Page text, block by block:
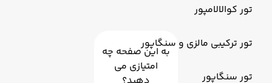
تور کوالالامپور
تور ترکیبی مالزی و سنگاپور
تور سنگاپور
به این صفحه چه
امتیازی می